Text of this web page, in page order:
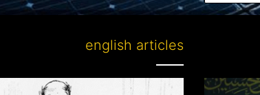
english articles